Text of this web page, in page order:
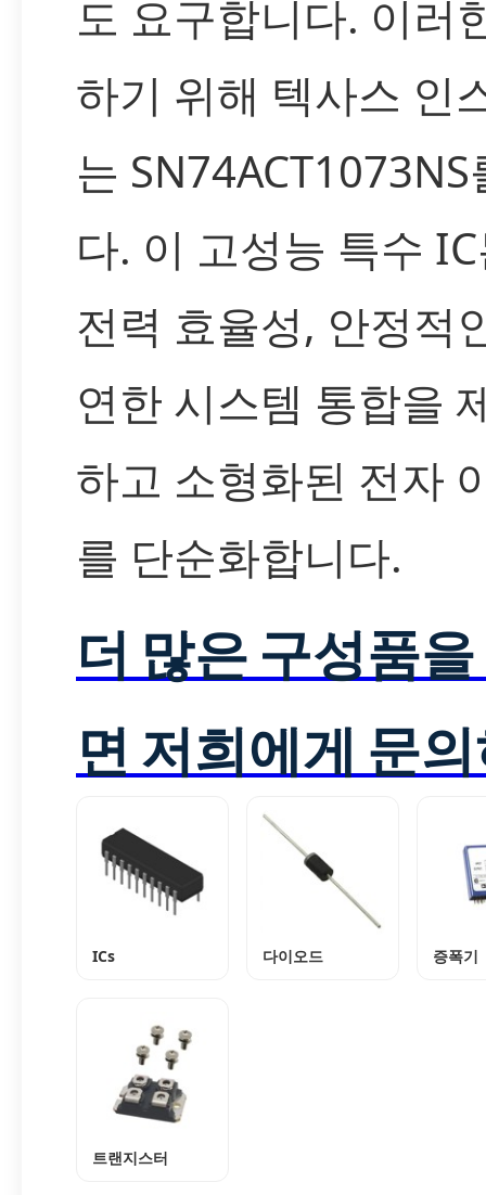
도 요구합니다. 이러
하기 위해 텍사스 인
는
다. 이 고성능 특수
전력 효율성, 안정적
연한 시스템 통합을
하고 소형화된 전자
를 단순화합니다.
더 많은 구성품
면 저희에게 문
ICs 다이오드 증폭기
트랜지스터